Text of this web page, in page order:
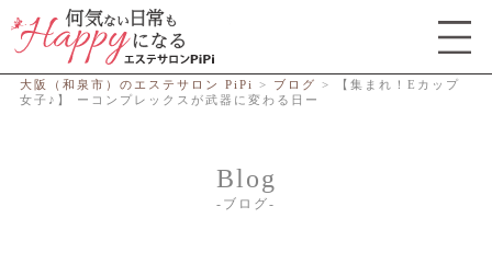
大阪（和泉市）のエステサロン PiPi > ブログ >
【集まれ！Eカップ
女子♪】 ーコンプレックスが武器に変わる日ー
Blog
ブログ